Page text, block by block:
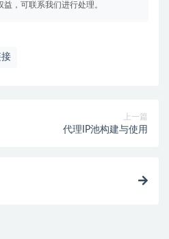
，可联系我们进行处理。
上一篇
代理IP池构建与使用